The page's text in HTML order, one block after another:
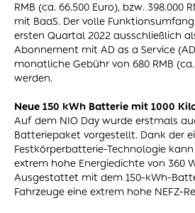
RMB (ca. 66.500 Euro), bzw. 398.000
mit BaaS. Der volle
ersten Quartal 2022 ausschließlich
Abonnement mit AD as a Service
monatliche Gebühr von 680 RMB
werden.
Neue 150 kWh Batterie mit 1000
Auf dem NIO Day wurde erstmals
Batteriepaket vorgestellt. Dank der
Festkörperbatterie-Technologie
extrem hohe Energiedichte von 360
Ausgestattet mit dem 150-kWh-
Fahrzeuge eine extrem hohe NEFZ-